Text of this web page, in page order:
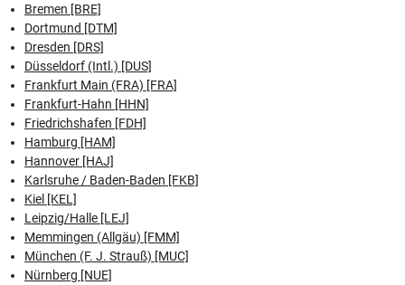
Bremen [BRE]
Dortmund [DTM]
Dresden [DRS]
Düsseldorf (Intl.) [DUS]
Frankfurt Main (FRA) [FRA]
Frankfurt-Hahn [HHN]
Friedrichshafen [FDH]
Hamburg [HAM]
Hannover [HAJ]
Karlsruhe / Baden-Baden [FKB]
Kiel [KEL]
Leipzig/Halle [LEJ]
Memmingen (Allgäu) [FMM]
München (F. J. Strauß) [MUC]
Nürnberg [NUE]